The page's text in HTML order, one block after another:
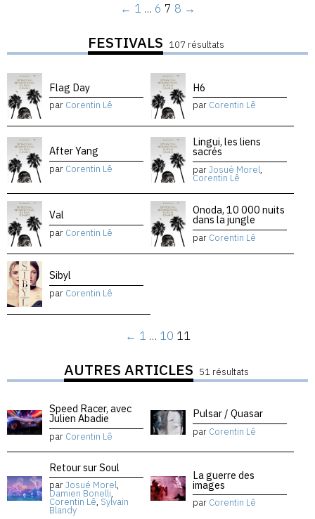
← 1 … 6 7 8 →
FESTIVALS 107 résultats
Flag Day
par Corentin Lê
H6
par Corentin Lê
After Yang
par Corentin Lê
Lingui, les liens
sacrés
parJosué Morel,
Corentin Lê
Val
par Corentin Lê
Onoda, 10 000 nuits
dans la jungle
par Corentin Lê
Sibyl
par Corentin Lê
← 1 … 10 11
AUTRES ARTICLES 51 résultats
Speed Racer, avec
Julien Abadie
par Corentin Lê
Pulsar / Quasar
par Corentin Lê
Retour sur Soul
parJosué Morel,
Damien Bonelli,
Corentin Lê, Sylvain
Blandy
La guerre des
images
par Corentin Lê